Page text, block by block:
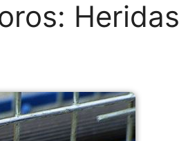
Heridas